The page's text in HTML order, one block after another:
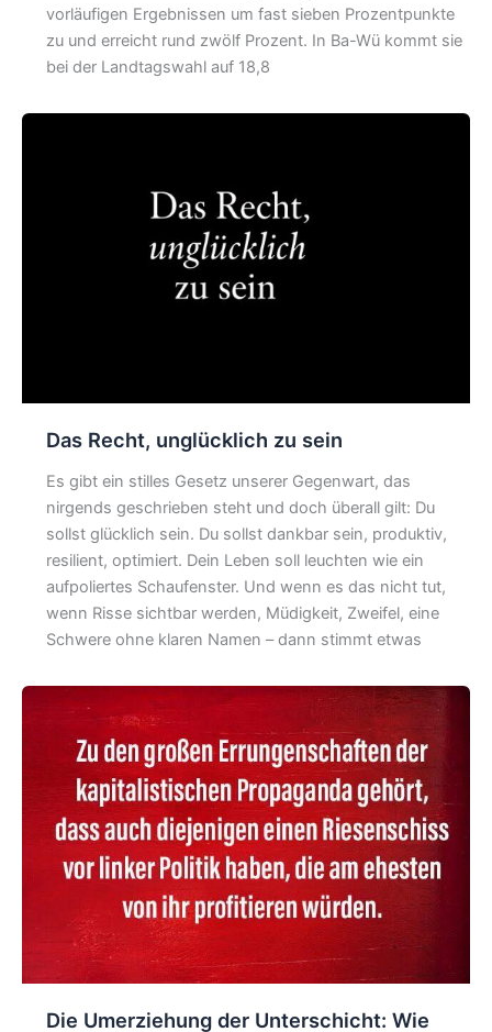
vorläufigen Ergebnissen um fast sieben Prozentpunkte
zu und erreicht rund zwölf Prozent. In Ba-Wü kommt sie
bei der Landtagswahl auf 18,8
Das Recht, unglücklich zu sein
Es gibt ein stilles Gesetz unserer Gegenwart, das
nirgends geschrieben steht und doch überall gilt: Du
sollst glücklich sein. Du sollst dankbar sein, produktiv,
resilient, optimiert. Dein Leben soll leuchten wie ein
aufpoliertes Schaufenster. Und wenn es das nicht tut,
wenn Risse sichtbar werden, Müdigkeit, Zweifel, eine
Schwere ohne klaren Namen – dann stimmt etwas
Die Umerziehung der Unterschicht: Wie